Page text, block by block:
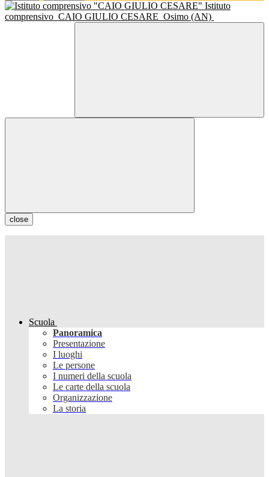
Istituto
comprensivo CAIO GIULIO CESARE Osimo (AN)
close
Scuola
Panoramica
Presentazione
I luoghi
Le persone
I numeri della scuola
Le carte della scuola
Organizzazione
La storia